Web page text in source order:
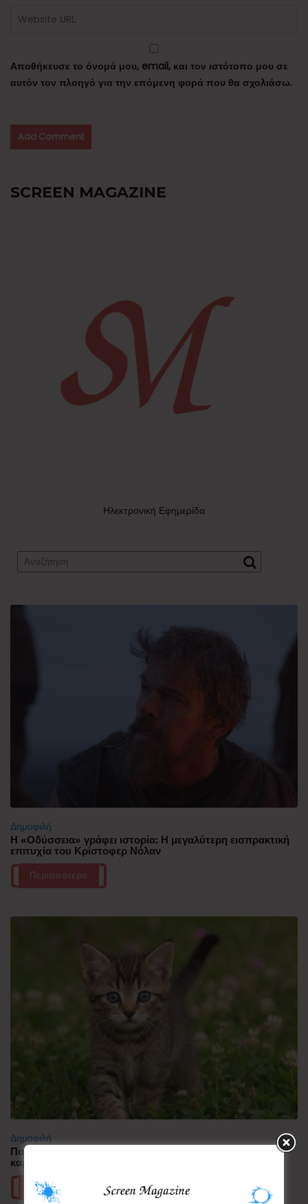
Αποθήκευσε το όνομά μου, email, και τον ιστότοπο μου σε
αυτόν τον πλοηγό για την επόμενη φορά που θα σχολιάσω.
SCREEN MAGAZINE
Ηλεκτρονική Εφημερίδα
Δημοφιλή
Η «Οδύσσεια» γράφει ιστορία: Η μεγαλύτερη εισπρακτική
επιτυχία του Κρίστοφερ Νόλαν
Περισσότερα
Δημοφιλή
Παγκόσμια Ημέρα Γάτας: Οι μικροσκοπικές μάγισσες της
καρδιάς μας!
Περισσότερα